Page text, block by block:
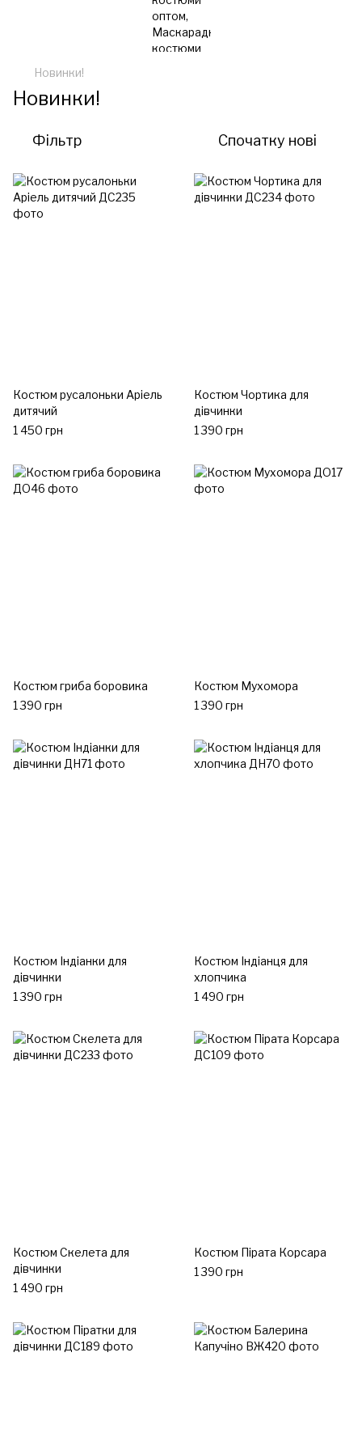
Новинки!
Новинки!
Фільтр Спочатку нові
Костюм русалоньки Аріель
дитячий
1 450 грн
Костюм Чортика для
дівчинки
1 390 грн
Костюм гриба боровика
1 390 грн
Костюм Мухомора
1 390 грн
Костюм Індіанки для
дівчинки
1 390 грн
Костюм Індіанця для
хлопчика
1 490 грн
Костюм Скелета для
дівчинки
1 490 грн
Костюм Пірата Корсара
1 390 грн